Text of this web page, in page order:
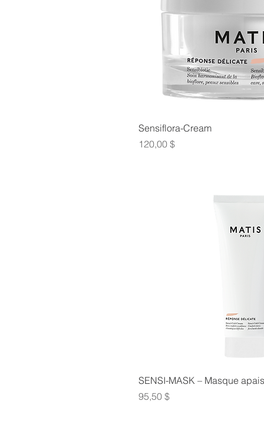
Sensiflora-Cream
Prix
120,00 $
SENSI-MASK – Masque
Prix
95,50 $